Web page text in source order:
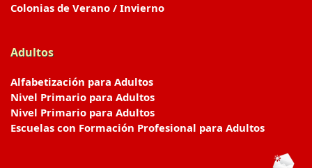
Colonias de Verano / Invierno
Adultos
Alfabetización para Adultos
Nivel Primario para Adultos
Nivel Primario para Adultos
Escuelas con Formación Profesional para Adultos